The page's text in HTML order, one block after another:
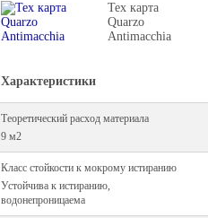
Тех карта
Quarzo
Antimacchia
Характеристики
Теоретический расход материала
9 м2
Класс стойкости к мокрому истиранию
Устойчива к истиранию,
водонепроницаема